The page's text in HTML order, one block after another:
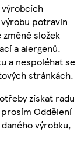
potravin
složek
a alergenů.
a nespoléhat se
stránkách.
získat radu
Oddělení
výrobku,